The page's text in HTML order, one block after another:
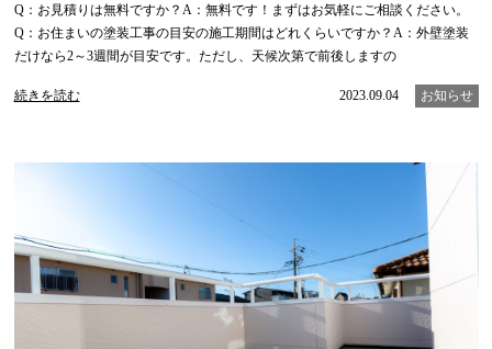
Q：お見積りは無料ですか？A：無料です！まずはお気軽にご相談ください。
Q：お住まいの塗装工事の目安の施工期間はどれくらいですか？A：外壁塗装
だけなら2～3週間が目安です。ただし、天候次第で前後しますの
続きを読む 2023.09.04 お知らせ